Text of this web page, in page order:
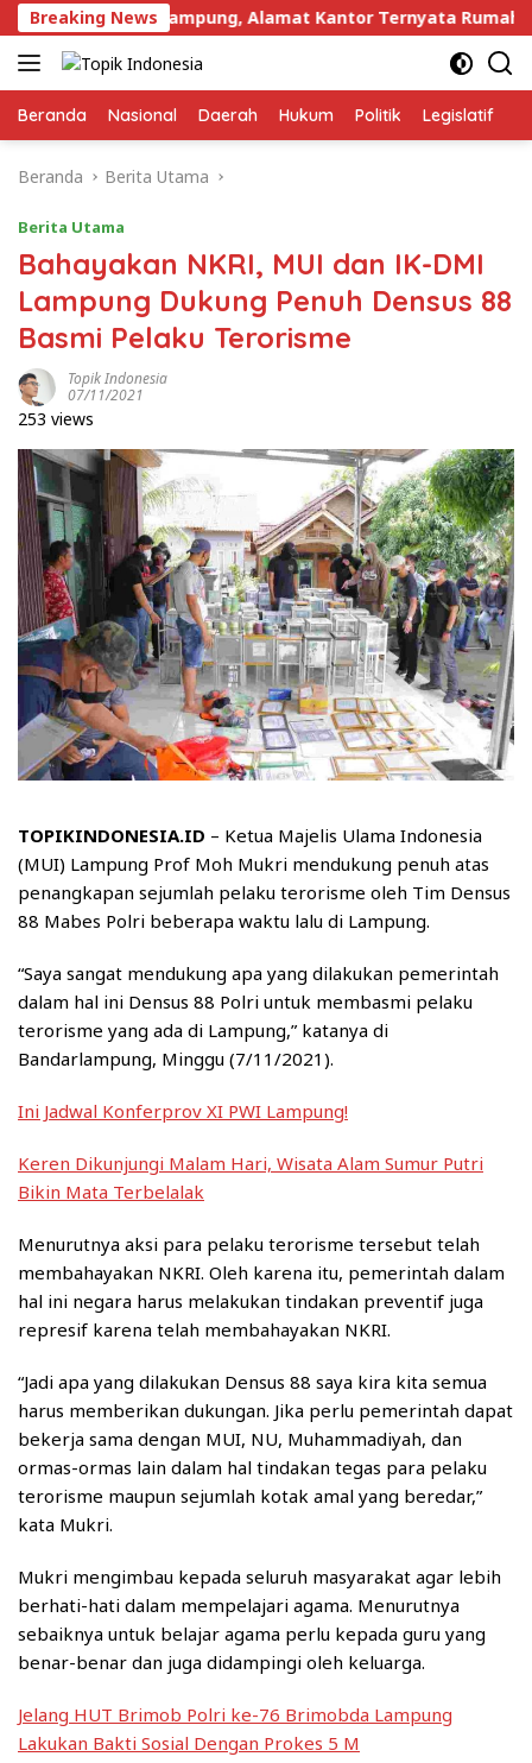
Langsung
ke
konten
Breaking News
Lampung, Alamat Kantor Ternyata Rumah Kosong dan
Beranda Nasional Daerah Hukum Politik Legislatif
Beranda Berita Utama
Berita Utama
Bahayakan NKRI, MUI dan IK-DMI
Lampung Dukung Penuh Densus 88
Basmi Pelaku Terorisme
Topik Indonesia
07/11/2021
253 views
TOPIKINDONESIA.ID – Ketua Majelis Ulama Indonesia
(MUI) Lampung Prof Moh Mukri mendukung penuh atas
penangkapan sejumlah pelaku terorisme oleh Tim Densus
88 Mabes Polri beberapa waktu lalu di Lampung.
“Saya sangat mendukung apa yang dilakukan pemerintah
dalam hal ini Densus 88 Polri untuk membasmi pelaku
terorisme yang ada di Lampung,” katanya di
Bandarlampung, Minggu (7/11/2021).
Ini Jadwal Konferprov XI PWI Lampung!
Keren Dikunjungi Malam Hari, Wisata Alam Sumur Putri
Bikin Mata Terbelalak
Menurutnya aksi para pelaku terorisme tersebut telah
membahayakan NKRI. Oleh karena itu, pemerintah dalam
hal ini negara harus melakukan tindakan preventif juga
represif karena telah membahayakan NKRI.
“Jadi apa yang dilakukan Densus 88 saya kira kita semua
harus memberikan dukungan. Jika perlu pemerintah dapat
bekerja sama dengan MUI, NU, Muhammadiyah, dan
ormas-ormas lain dalam hal tindakan tegas para pelaku
terorisme maupun sejumlah kotak amal yang beredar,”
kata Mukri.
Mukri mengimbau kepada seluruh masyarakat agar lebih
berhati-hati dalam mempelajari agama. Menurutnya
sebaiknya untuk belajar agama perlu kepada guru yang
benar-benar dan juga didampingi oleh keluarga.
Jelang HUT Brimob Polri ke-76 Brimobda Lampung
Lakukan Bakti Sosial Dengan Prokes 5 M